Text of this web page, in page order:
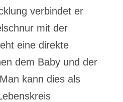
verbindet er
mit der
eine direkte
dem Baby und der
kann dies als